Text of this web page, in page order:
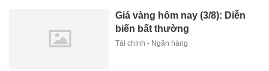
Giá vàng hôm nay (3/8): Diễn
biến bất thường
Tài chính - Ngân hàng